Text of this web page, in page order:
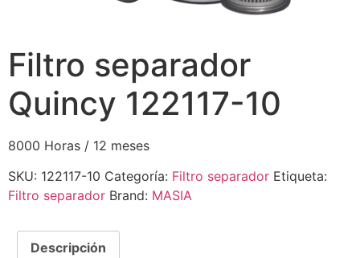
Filtro separador
Quincy 122117-10
8000 Horas / 12 meses
SKU: 122117-10 Categoría: Filtro separador Etiqueta:
Filtro separador Brand: MASIA
Descripción